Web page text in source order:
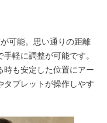
可能。思い通りの距離
軽に調整が可能です。
時も安定した位置にアー
タブレットが操作しやす